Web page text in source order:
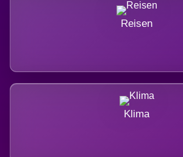
Reisen
Klima